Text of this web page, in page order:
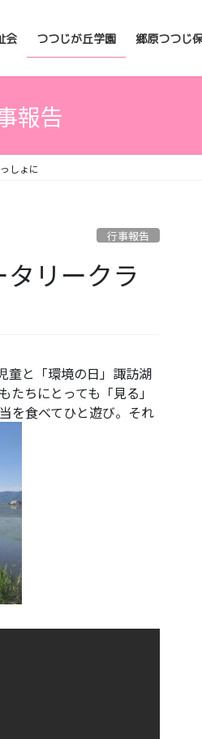
会 つつじが丘学園 郷原つつじ
報告
しょに
行事報告
タリークラ
童と「環境の日」諏訪湖
ちにとっても「見る」
を食べてひと遊び。それ